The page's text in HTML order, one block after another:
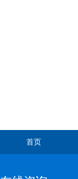
首页